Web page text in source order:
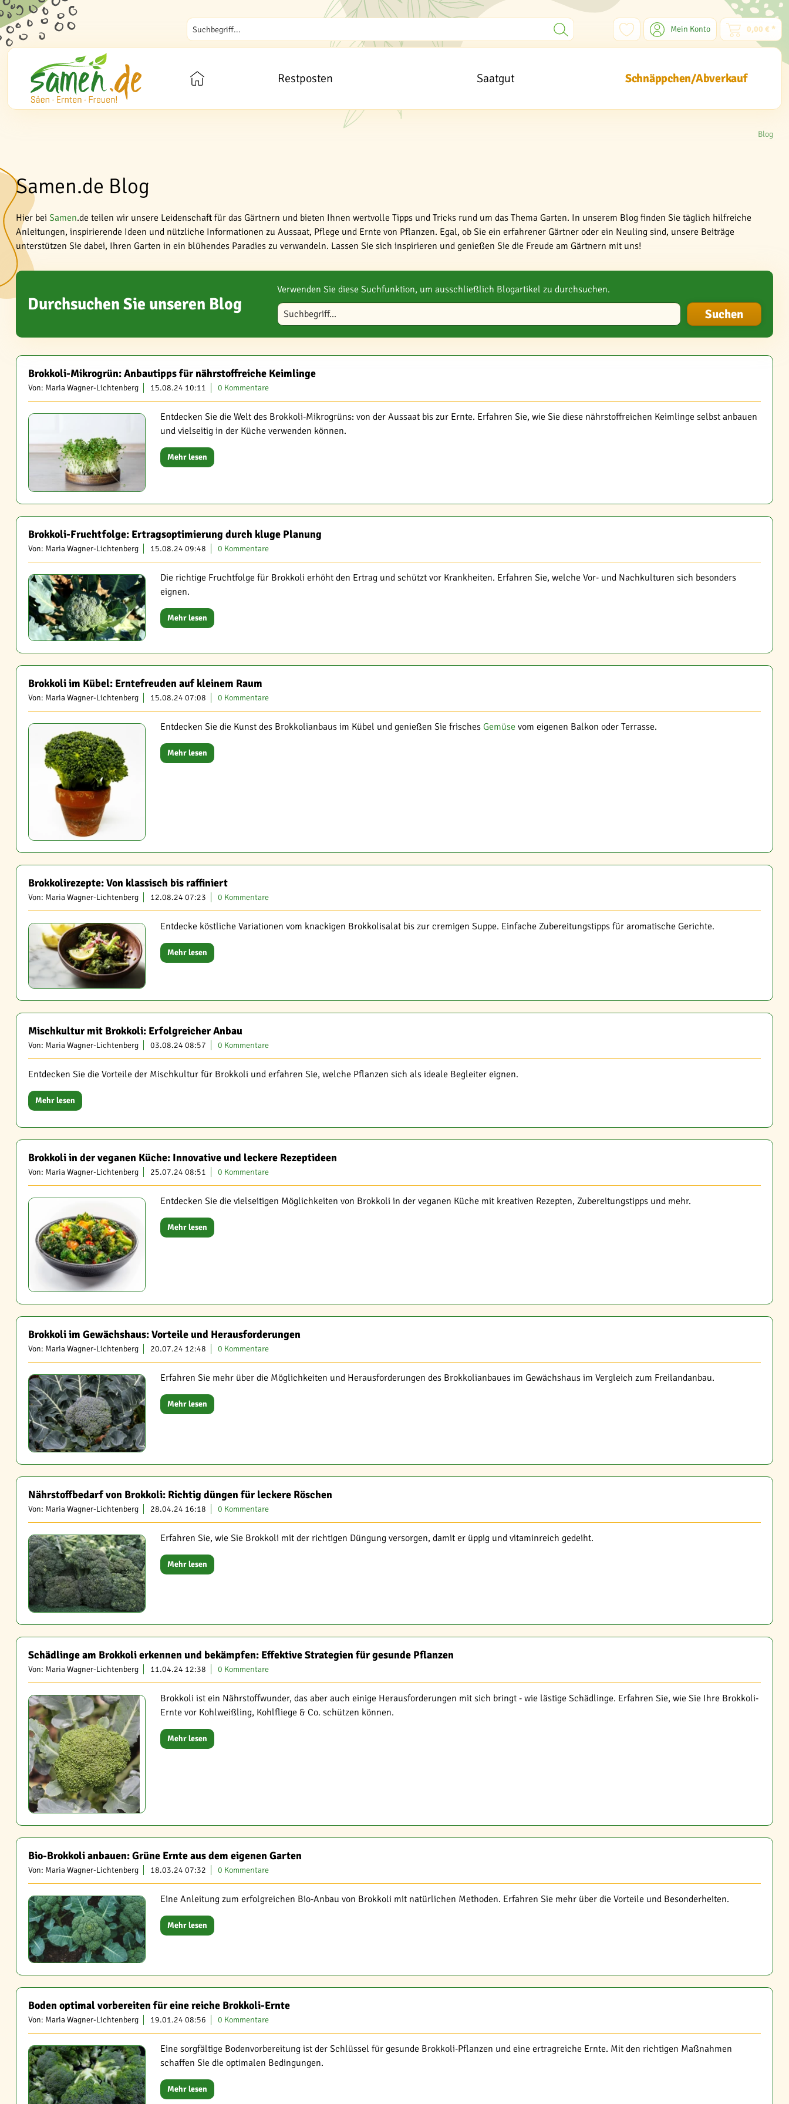
Mein Konto 0,00 € *
Restposten Saatgut Schnäppchen/Abverkauf
Blog
Samen.de Blog
Hier bei Samen.de teilen wir unsere Leidenschaft für das Gärtnern und bieten Ihnen wertvolle Tipps und Tricks rund um das Thema Garten. In unserem Blog finden Sie täglich hilfreiche
Anleitungen, inspirierende Ideen und nützliche Informationen zu Aussaat, Pflege und Ernte von Pflanzen. Egal, ob Sie ein erfahrener Gärtner oder ein Neuling sind, unsere Beiträge
unterstützen Sie dabei, Ihren Garten in ein blühendes Paradies zu verwandeln. Lassen Sie sich inspirieren und genießen Sie die Freude am Gärtnern mit uns!
Durchsuchen Sie unseren Blog
Verwenden Sie diese Suchfunktion, um ausschließlich Blogartikel zu durchsuchen.
Blog durchsuchen
Brokkoli-Mikrogrün: Anbautipps für nährstoffreiche Keimlinge
Von: Maria Wagner-Lichtenberg 15.08.24 10:11 0 Kommentare
Entdecken Sie die Welt des Brokkoli-Mikrogrüns: von der Aussaat bis zur Ernte. Erfahren Sie, wie Sie diese nährstoffreichen Keimlinge selbst anbauen
und vielseitig in der Küche verwenden können.
Mehr lesen
Brokkoli-Fruchtfolge: Ertragsoptimierung durch kluge Planung
Von: Maria Wagner-Lichtenberg 15.08.24 09:48 0 Kommentare
Die richtige Fruchtfolge für Brokkoli erhöht den Ertrag und schützt vor Krankheiten. Erfahren Sie, welche Vor- und Nachkulturen sich besonders
eignen.
Mehr lesen
Brokkoli im Kübel: Erntefreuden auf kleinem Raum
Von: Maria Wagner-Lichtenberg 15.08.24 07:08 0 Kommentare
Entdecken Sie die Kunst des Brokkolianbaus im Kübel und genießen Sie frisches Gemüsevom eigenen Balkon oder Terrasse.
Mehr lesen
Brokkolirezepte: Von klassisch bis raffiniert
Von: Maria Wagner-Lichtenberg 12.08.24 07:23 0 Kommentare
Entdecke köstliche Variationen vom knackigen Brokkolisalat bis zur cremigen Suppe. Einfache Zubereitungstipps für aromatische Gerichte.
Mehr lesen
Mischkultur mit Brokkoli: Erfolgreicher Anbau
Von: Maria Wagner-Lichtenberg 03.08.24 08:57 0 Kommentare
Entdecken Sie die Vorteile der Mischkultur für Brokkoli und erfahren Sie, welche Pflanzen sich als ideale Begleiter eignen.
Mehr lesen
Brokkoli in der veganen Küche: Innovative und leckere Rezeptideen
Von: Maria Wagner-Lichtenberg 25.07.24 08:51 0 Kommentare
Entdecken Sie die vielseitigen Möglichkeiten von Brokkoli in der veganen Küche mit kreativen Rezepten, Zubereitungstipps und mehr.
Mehr lesen
Brokkoli im Gewächshaus: Vorteile und Herausforderungen
Von: Maria Wagner-Lichtenberg 20.07.24 12:48 0 Kommentare
Erfahren Sie mehr über die Möglichkeiten und Herausforderungen des Brokkolianbaues im Gewächshaus im Vergleich zum Freilandanbau.
Mehr lesen
Nährstoffbedarf von Brokkoli: Richtig düngen für leckere Röschen
Von: Maria Wagner-Lichtenberg 28.04.24 16:18 0 Kommentare
Erfahren Sie, wie Sie Brokkoli mit der richtigen Düngung versorgen, damit er üppig und vitaminreich gedeiht.
Mehr lesen
Schädlinge am Brokkoli erkennen und bekämpfen: Effektive Strategien für gesunde Pflanzen
Von: Maria Wagner-Lichtenberg 11.04.24 12:38 0 Kommentare
Brokkoli ist ein Nährstoffwunder, das aber auch einige Herausforderungen mit sich bringt - wie lästige Schädlinge. Erfahren Sie, wie Sie Ihre Brokkoli-
Ernte vor Kohlweißling, Kohlfliege & Co. schützen können.
Mehr lesen
Bio-Brokkoli anbauen: Grüne Ernte aus dem eigenen Garten
Von: Maria Wagner-Lichtenberg 18.03.24 07:32 0 Kommentare
Eine Anleitung zum erfolgreichen Bio-Anbau von Brokkoli mit natürlichen Methoden. Erfahren Sie mehr über die Vorteile und Besonderheiten.
Mehr lesen
Boden optimal vorbereiten für eine reiche Brokkoli-Ernte
Von: Maria Wagner-Lichtenberg 19.01.24 08:56 0 Kommentare
Eine sorgfältige Bodenvorbereitung ist der Schlüssel für gesunde Brokkoli-Pflanzen und eine ertragreiche Ernte. Mit den richtigen Maßnahmen
schaffen Sie die optimalen Bedingungen.
Mehr lesen